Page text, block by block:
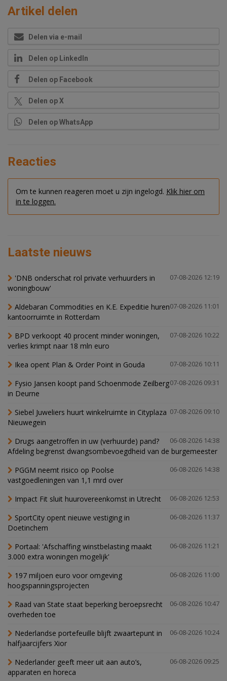
Artikel delen
Delen via e-mail
Delen op LinkedIn
Delen op Facebook
Delen op X
Delen op WhatsApp
Reacties
Om te kunnen reageren moet u zijn ingelogd. Klik hier om
in te loggen.
Laatste nieuws
07-08-2026 12:19
'DNB onderschat rol private verhuurders in
woningbouw'
07-08-2026 11:01
Aldebaran Commodities en K.E. Expeditie huren
kantoorruimte in Rotterdam
07-08-2026 10:22
BPD verkoopt 40 procent minder woningen,
verlies krimpt naar 18 mln euro
07-08-2026 10:11
Ikea opent Plan & Order Point in Gouda
07-08-2026 09:31
Fysio Jansen koopt pand Schoenmode Zeilberg
in Deurne
07-08-2026 09:10
Siebel Juweliers huurt winkelruimte in Cityplaza
Nieuwegein
06-08-2026 14:38
Drugs aangetroffen in uw (verhuurde) pand?
Afdeling begrenst dwangsombevoegdheid van de burgemeester
06-08-2026 14:38
PGGM neemt risico op Poolse
vastgoedleningen van 1,1 mrd over
06-08-2026 12:53
Impact Fit sluit huurovereenkomst in Utrecht
06-08-2026 11:37
SportCity opent nieuwe vestiging in
Doetinchem
06-08-2026 11:21
Portaal: 'Afschaffing winstbelasting maakt
3.000 extra woningen mogelijk'
06-08-2026 11:00
197 miljoen euro voor omgeving
hoogspanningsprojecten
06-08-2026 10:47
Raad van State staat beperking beroepsrecht
overheden toe
06-08-2026 10:24
Nederlandse portefeuille blijft zwaartepunt in
halfjaarcijfers Xior
06-08-2026 09:25
Nederlander geeft meer uit aan auto’s,
apparaten en horeca